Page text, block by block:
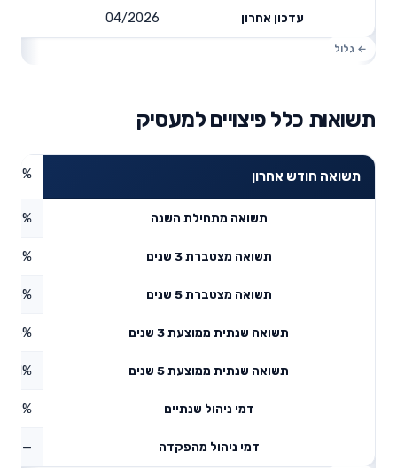
עדכון אחרון 04/2026
תשואות כלל פיצויים למעסיק
תשואה חודש אחרון
תשואה מתחילת השנה
תשואה מצטברת 3 שנים
תשואה מצטברת 5 שנים
תשואה שנתית ממוצעת 3 שנים
תשואה שנתית ממוצעת 5 שנים 7.51%
דמי ניהול שנתיים
דמי ניהול מהפקדה —